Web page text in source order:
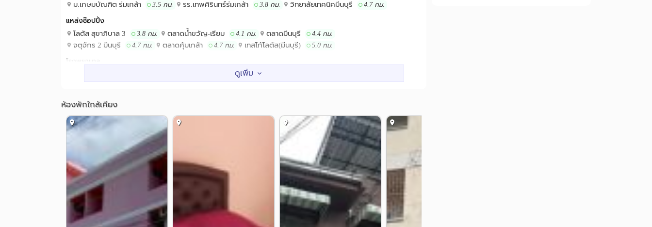
ม.เกษมบัณฑิต ร่มเกล้า 3.5 กม. รร.เทพศิรินทร์ร่มเกล้า 3.8 กม. วิทยาลัยเทคนิคมีนบุรี 4.7 กม.
แหล่งช๊อปปิ้ง
โลตัส สุขาภิบาล 3 3.8 กม. ตลาดน้ำขวัญ-เรียม 4.1 กม. ตลาดมีนบุรี 4.4 กม.
จตุจักร 2 มีนบุรี 4.7 กม. ตลาดคุ้มเกล้า 4.7 กม. เทสโก้โลตัส(มีนบุรี) 5.0 กม.
โรงพยาบาล
รพ.เสรีรักษ์
แยกไอซีดี 3.4 กม.
นิคมอุตสาหกรรมบางชัน 4.9 กม. ทางแยกต่างระดับร่มเกล้า 4.9 กม.
ห้องพักใกล้เคียง